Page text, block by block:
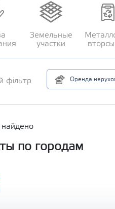
Земельные
участки
фільтр Оренда
по городам